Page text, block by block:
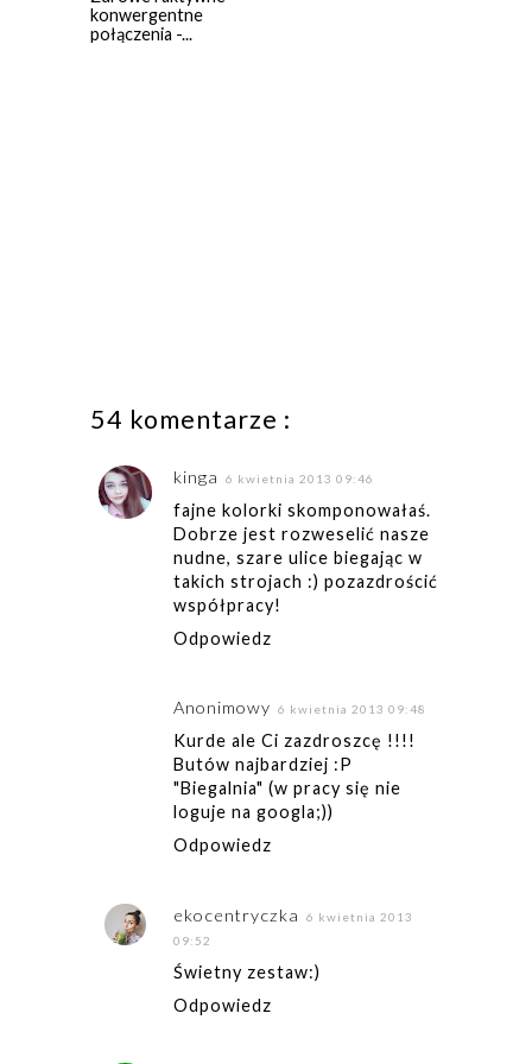
konwergentne
połączenia -...
54 komentarze :
kinga 6 kwietnia 2013 09:46
fajne kolorki skomponowałaś.
Dobrze jest rozweselić nasze
nudne, szare ulice biegając w
takich strojach :) pozazdrościć
współpracy!
Odpowiedz
Anonimowy 6 kwietnia 2013 09:48
Kurde ale Ci zazdroszcę !!!!
Butów najbardziej :P
"Biegalnia" (w pracy się nie
loguje na googla;))
Odpowiedz
ekocentryczka
6 kwietnia 2013
09:52
Świetny zestaw:)
Odpowiedz